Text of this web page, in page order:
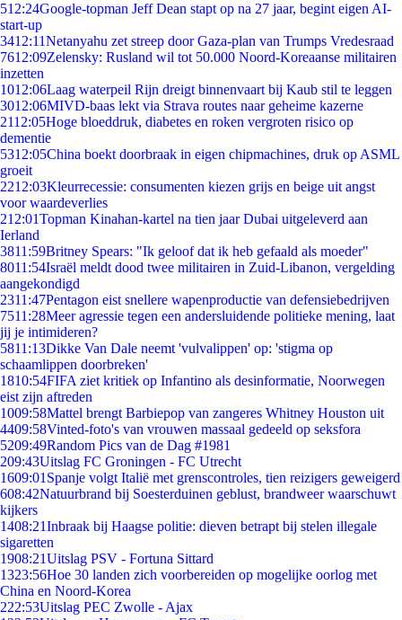
512:24Google-topman Jeff Dean stapt op na 27 jaar, begint eigen AI-
start-up
3412:11Netanyahu zet streep door Gaza-plan van Trumps Vredesraad
7612:09Zelensky: Rusland wil tot 50.000 Noord-Koreaanse militairen
inzetten
1012:06Laag waterpeil Rijn dreigt binnenvaart bij Kaub stil te leggen
3012:06MIVD-baas lekt via Strava routes naar geheime kazerne
2112:05Hoge bloeddruk, diabetes en roken vergroten risico op
dementie
5312:05China boekt doorbraak in eigen chipmachines, druk op ASML
groeit
2212:03Kleurrecessie: consumenten kiezen grijs en beige uit angst
voor waardeverlies
212:01Topman Kinahan-kartel na tien jaar Dubai uitgeleverd aan
Ierland
3811:59Britney Spears: "Ik geloof dat ik heb gefaald als moeder"
8011:54Israël meldt dood twee militairen in Zuid-Libanon, vergelding
aangekondigd
2311:47Pentagon eist snellere wapenproductie van defensiebedrijven
7511:28Meer agressie tegen een andersluidende politieke mening, laat
jij je intimideren?
5811:13Dikke Van Dale neemt 'vulvalippen' op: 'stigma op
schaamlippen doorbreken'
1810:54FIFA ziet kritiek op Infantino als desinformatie, Noorwegen
eist zijn aftreden
1009:58Mattel brengt Barbiepop van zangeres Whitney Houston uit
4409:58Vinted-foto's van vrouwen massaal gedeeld op seksfora
5209:49Random Pics van de Dag #1981
209:43Uitslag FC Groningen - FC Utrecht
1609:01 Spanje volgt Italië met grenscontroles, tien reizigers geweigerd
608:42Natuurbrand bij Soesterduinen geblust, brandweer waarschuwt
kijkers
1408:21Inbraak bij Haagse politie: dieven betrapt bij stelen illegale
sigaretten
1908:21Uitslag PSV - Fortuna Sittard
1323:56Hoe 30 landen zich voorbereiden op mogelijke oorlog met
China en Noord-Korea
222:53Uitslag PEC Zwolle - Ajax